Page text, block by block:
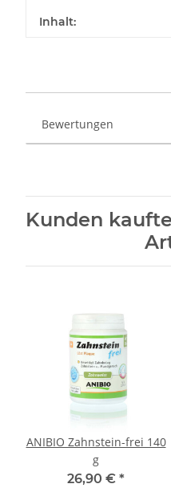
Inhalt:
Bewertungen
Kunden
ANIBIO Zahnstein-frei 140
g
26,90 € *